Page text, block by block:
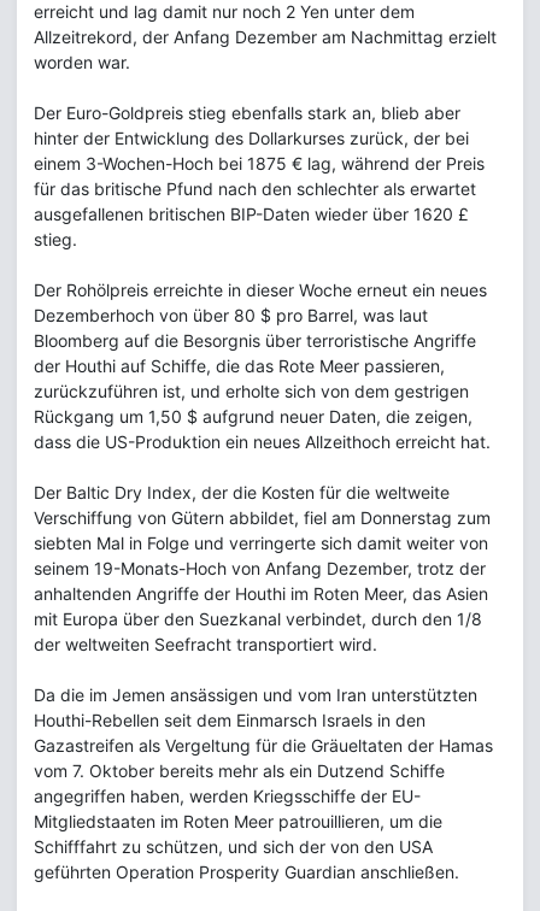
erreicht und lag damit nur noch 2 Yen unter dem
Allzeitrekord, der Anfang Dezember am Nachmittag erzielt
worden war.
Der Euro-Goldpreis stieg ebenfalls stark an, blieb aber
hinter der Entwicklung des Dollarkurses zurück, der bei
einem 3-Wochen-Hoch bei 1875 € lag, während der Preis
für das britische Pfund nach den schlechter als erwartet
ausgefallenen britischen BIP-Daten wieder über 1620 £
stieg.
Der Rohölpreis erreichte in dieser Woche erneut ein neues
Dezemberhoch von über 80 $ pro Barrel, was laut
Bloomberg auf die Besorgnis über terroristische Angriffe
der Houthi auf Schiffe, die das Rote Meer passieren,
zurückzuführen ist, und erholte sich von dem gestrigen
Rückgang um 1,50 $ aufgrund neuer Daten, die zeigen,
dass die US-Produktion ein neues Allzeithoch erreicht hat.
Der Baltic Dry Index, der die Kosten für die weltweite
Verschiffung von Gütern abbildet, fiel am Donnerstag zum
siebten Mal in Folge und verringerte sich damit weiter von
seinem 19-Monats-Hoch von Anfang Dezember, trotz der
anhaltenden Angriffe der Houthi im Roten Meer, das Asien
mit Europa über den Suezkanal verbindet, durch den 1/8
der weltweiten Seefracht transportiert wird.
Da die im Jemen ansässigen und vom Iran unterstützten
Houthi-Rebellen seit dem Einmarsch Israels in den
Gazastreifen als Vergeltung für die Gräueltaten der Hamas
vom 7. Oktober bereits mehr als ein Dutzend Schiffe
angegriffen haben, werden Kriegsschiffe der EU-
Mitgliedstaaten im Roten Meer patrouillieren, um die
Schifffahrt zu schützen, und sich der von den USA
geführten Operation Prosperity Guardian anschließen.